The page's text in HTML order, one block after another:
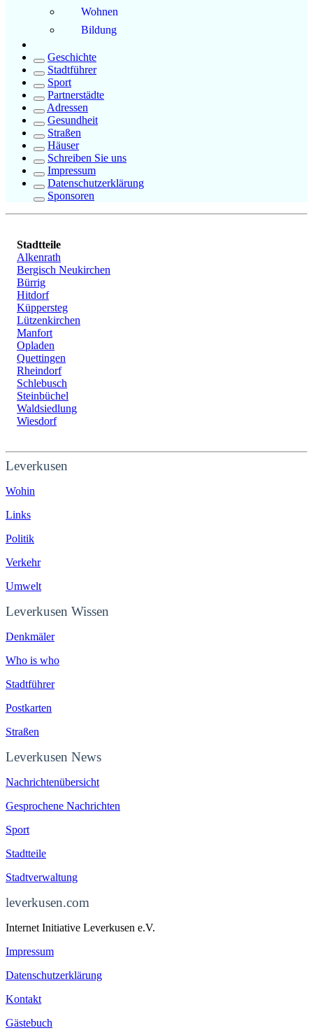
Wohnen
Bildung
Geschichte
Stadtführer
Sport
Partnerstädte
Adressen
Gesundheit
Straßen
Häuser
Schreiben Sie uns
Impressum
Datenschutzerklärung
Sponsoren
Stadtteile
Alkenrath
Bergisch Neukirchen
Bürrig
Hitdorf
Küppersteg
Lützenkirchen
Manfort
Opladen
Quettingen
Rheindorf
Schlebusch
Steinbüchel
Waldsiedlung
Wiesdorf
Leverkusen
Wohin
Links
Politik
Verkehr
Umwelt
Leverkusen Wissen
Denkmäler
Who is who
Stadtführer
Postkarten
Straßen
Leverkusen News
Nachrichtenübersicht
Gesprochene Nachrichten
Sport
Stadtteile
Stadtverwaltung
leverkusen.com
Internet Initiative Leverkusen e.V.
Impressum
Datenschutzerklärung
Kontakt
Gästebuch